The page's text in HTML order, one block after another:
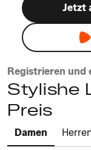
Jetzt
Registrieren und
Stylishe
Preis
Damen